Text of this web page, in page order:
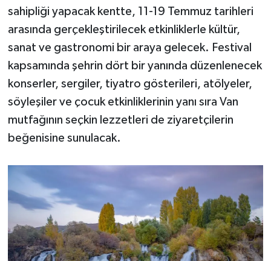
sahipliği yapacak kentte, 11-19 Temmuz tarihleri
arasında gerçekleştirilecek etkinliklerle kültür,
sanat ve gastronomi bir araya gelecek. Festival
kapsamında şehrin dört bir yanında düzenlenecek
konserler, sergiler, tiyatro gösterileri, atölyeler,
söyleşiler ve çocuk etkinliklerinin yanı sıra Van
mutfağının seçkin lezzetleri de ziyaretçilerin
beğenisine sunulacak.